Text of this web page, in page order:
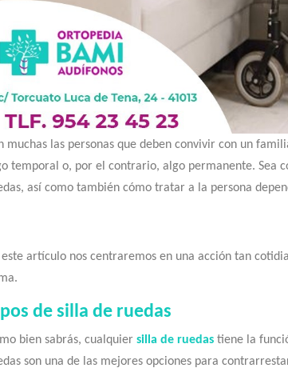
muchas las personas que deben convivir con un
temporal o, por el contrario, algo permanente. Sea
así como también cómo tratar a la persona
este artículo nos centraremos en una acción tan
de silla de ruedas
bien sabrás, cualquier silla de ruedas tiene la
son una de las mejores opciones para